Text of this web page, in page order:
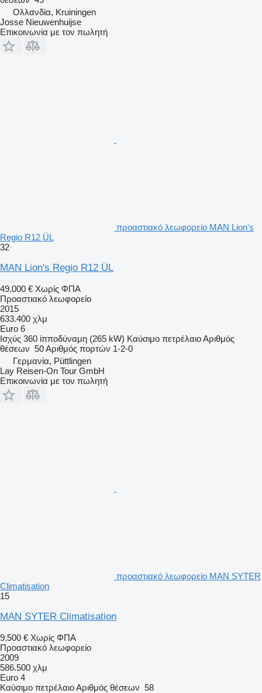
Ολλανδία, Kruiningen
Josse Nieuwenhuijse
Επικοινωνία με τον πωλητή
προαστιακό λεωφορείο MAN Lion's
Regio R12 ÜL
32
MAN Lion's Regio R12 ÜL
49.000 € Χωρίς ΦΠΑ
Προαστιακό λεωφορείο
2015
633.400 χλμ
Euro 6
Ισχύς 360 ίπποδύναμη (265 kW) Καύσιμο πετρέλαιοΑριθμός
θέσεων 50Αριθμός πορτών 1-2-0
Γερμανία, Püttlingen
Lay Reisen-On Tour GmbH
Επικοινωνία με τον πωλητή
προαστιακό λεωφορείο MAN SYTER
Climatisation
15
MAN SYTER Climatisation
9.500 € Χωρίς ΦΠΑ
Προαστιακό λεωφορείο
2009
586.500 χλμ
Euro 4
Καύσιμο πετρέλαιοΑριθμός θέσεων 58